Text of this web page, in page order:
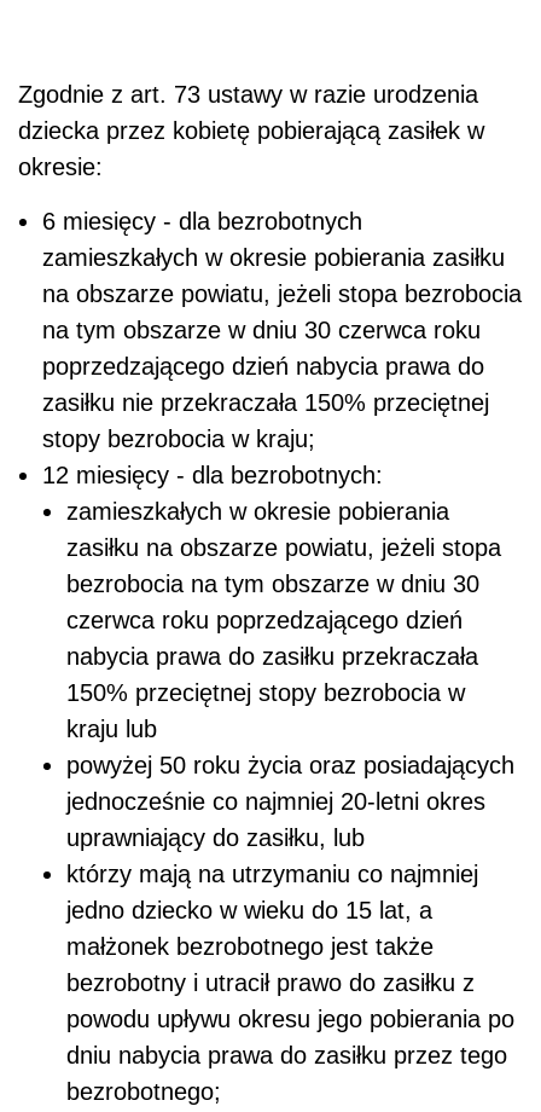
Zgodnie z art. 73 ustawy w razie urodzenia
dziecka przez kobietę pobierającą zasiłek w
okresie:
6 miesięcy - dla bezrobotnych
zamieszkałych w okresie pobierania zasiłku
na obszarze powiatu, jeżeli stopa bezrobocia
na tym obszarze w dniu 30 czerwca roku
poprzedzającego dzień nabycia prawa do
zasiłku nie przekraczała 150% przeciętnej
stopy bezrobocia w kraju;
12 miesięcy - dla bezrobotnych:
zamieszkałych w okresie pobierania
zasiłku na obszarze powiatu, jeżeli stopa
bezrobocia na tym obszarze w dniu 30
czerwca roku poprzedzającego dzień
nabycia prawa do zasiłku przekraczała
150% przeciętnej stopy bezrobocia w
kraju lub
powyżej 50 roku życia oraz posiadających
jednocześnie co najmniej 20-letni okres
uprawniający do zasiłku, lub
którzy mają na utrzymaniu co najmniej
jedno dziecko w wieku do 15 lat, a
małżonek bezrobotnego jest także
bezrobotny i utracił prawo do zasiłku z
powodu upływu okresu jego pobierania po
dniu nabycia prawa do zasiłku przez tego
bezrobotnego;